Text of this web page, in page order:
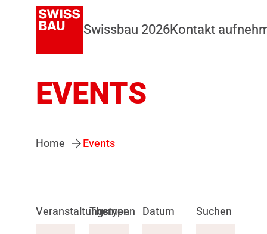
Swissbau 2026Kontakt
EVENTS
Home Events
Veranstaltungstypen
Themen Datum Suchen